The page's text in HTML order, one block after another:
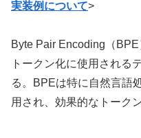
実装例について>
Byte Pair Encoding（
トークン化に使用される
る。BPEは特に自然言語
用され、効果的なトーク